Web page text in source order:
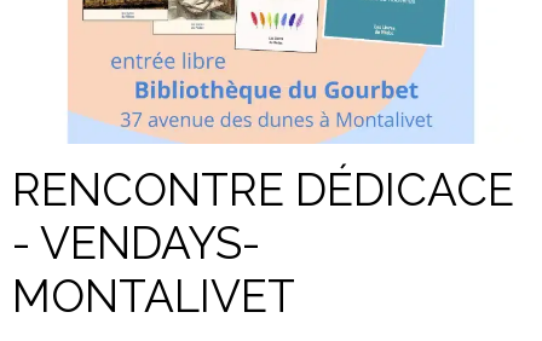
RENCONTRE DÉDICACE
- VENDAYS-
MONTALIVET